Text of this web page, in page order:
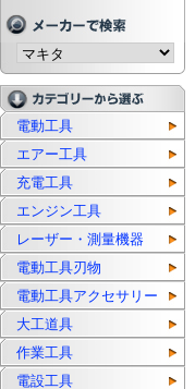
電動工具
エアー工具
充電工具
エンジン工具
レーザー・測量機器
電動工具刃物
電動工具アクセサリー
大工道具
作業工具
電設工具